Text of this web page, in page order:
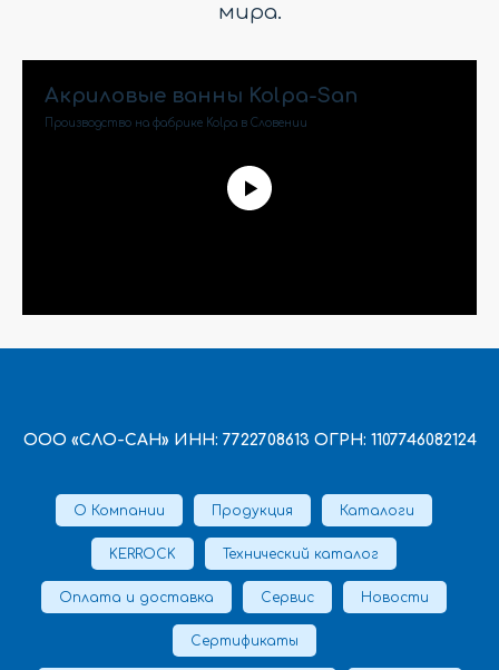
мира.
Акриловые ванны Kolpa-San
Производство на фабрике Kolpa в Словении
ООО «СЛО-САН» ИНН: 7722708613 ОГРН: 1107746082124
О Компании Продукция Каталоги
KERROCK Технический каталог
Оплата и доставка Сервис Новости
Сертификаты